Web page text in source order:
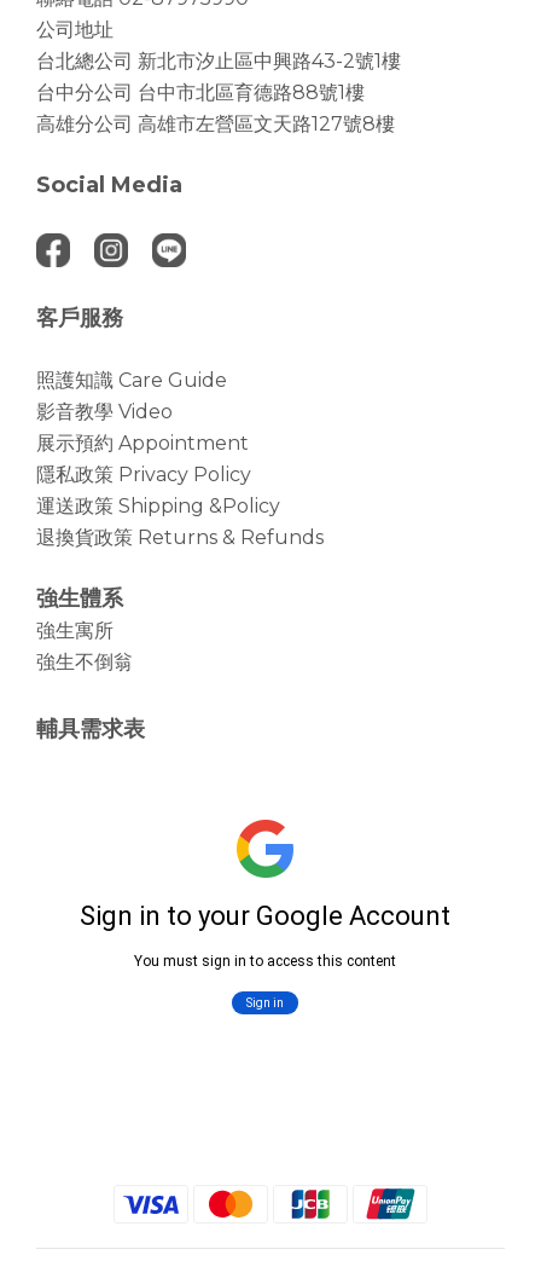
公司地址
台北總公司 新北市汐止區中興路43-2號1樓
台中分公司 台中市北區育德路88號1樓
高雄分公司 高雄市左營區文天路127號8樓
Social Media
客戶服務
照護知識 Care Guide
影音教學 Video
展示預約 Appointment
隱私政策 Privacy Policy
運送政策 Shipping &Policy
退換貨政策 Returns & Refunds
強生體系
強生寓所
強生不倒翁
輔具需求表